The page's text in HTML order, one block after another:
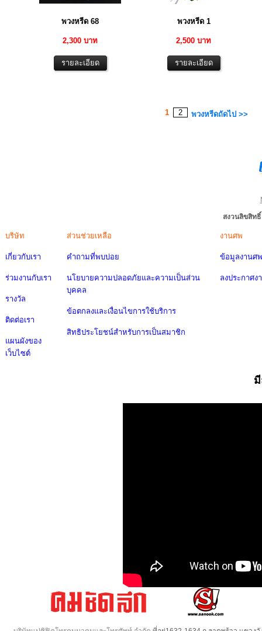
พวงหรีด 68
2,300 บาท
พวงหรีด 1
2,500 บาท
1 2 พวงหรีดถัดไป >>
สงวนลิขสิท
บริษัท
เกี่ยวกับเรา
ร่วมงานกับเรา
รางวัล
ติดต่อเรา
แผนผังของ
เว็บไซต์
ส่วนช่วยเหลือ
คำถามที่พบบ่อย
นโยบายความปลอดภัยและความเป็นส่วน
บุคคล
ข้อตกลงและเงื่อนไขการใช้บริการ
สิทธิประโยชน์สำหรับการเป็นสมาชิก
งานศพ
ข้อมูลงานศพ
ลงประกาศง